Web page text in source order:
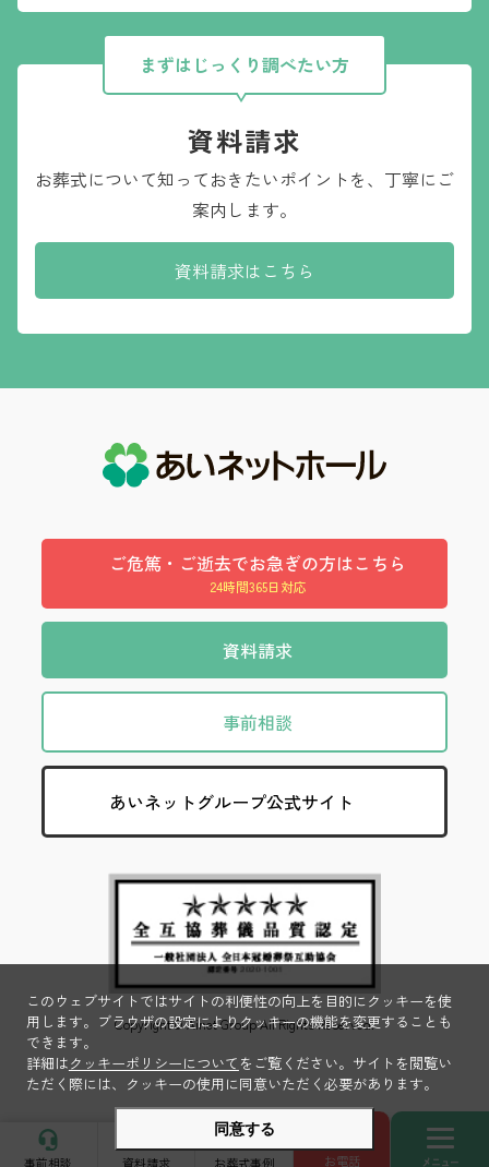
まずはじっくり調べたい方
資料請求
お葬式について知っておきたいポイントを、 丁寧にご
案内します。
資料請求はこちら
ご危篤・ご逝去でお急ぎの方はこちら
24時間365日対応
資料請求
事前相談
あいネットグループ公式サイト
Copyright© Ainet Group All Rights Reserved.
事前相談 資料請求 お葬式事例 お電話
toggle
このウェブサイトではサイトの利便性の向上を目的にクッキーを使
用します。ブラウザの設定によりクッキーの機能を変更することも
できます。
詳細はクッキーポリシーについて をご覧ください。サイトを閲覧い
ただく際には、クッキーの使用に同意いただく必要があります。
同意する